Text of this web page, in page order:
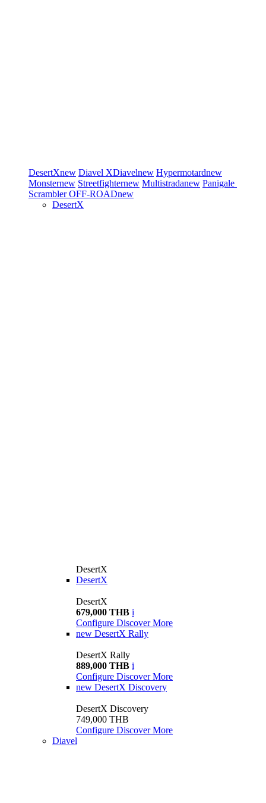
DesertXnew Diavel XDiavelnew Hypermotardnew
Monsternew Streetfighternew Multistradanew Panigale
ScramblerOFF-ROADnew
DesertX
DesertX
DesertX
DesertX
679,000 THB i
Configure Discover More
new DesertX Rally
DesertX Rally
889,000 THB i
Configure Discover More
new DesertX Discovery
DesertX Discovery
749,000 THB
Configure Discover More
Diavel